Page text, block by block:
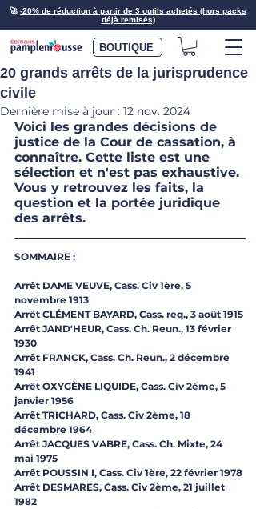
🚀-20% de réduction à partir de 3 outils achetés (hors packs
déjà remisés)
BOUTIQUE
20 grands arrêts de la jurisprudence
civile
Dernière mise à jour : 12 nov. 2024
Voici les grandes décisions de
justice de la Cour de cassation, à
connaître. Cette liste est une
sélection et n'est pas exhaustive.
Vous y retrouvez les faits, la
question et la portée juridique
des arrêts.
SOMMAIRE :
Arrêt DAME VEUVE, Cass. Civ 1ère, 5
novembre 1913
Arrêt CLÉMENT BAYARD, Cass. req., 3 août 1915
Arrêt JAND'HEUR, Cass. Ch. Reun., 13 février
1930
Arrêt FRANCK, Cass. Ch. Reun., 2 décembre
1941
Arrêt OXYGÈNE LIQUIDE, Cass. Civ 2ème, 5
janvier 1956
Arrêt TRICHARD, Cass. Civ 2ème, 18
décembre 1964
Arrêt JACQUES VABRE, Cass. Ch. Mixte, 24
mai 1975
Arrêt POUSSIN I, Cass. Civ 1ère, 22 février 1978
Arrêt DESMARES, Cass. Civ 2ème, 21 juillet
1982